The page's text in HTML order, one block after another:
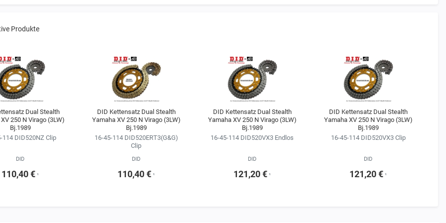
Produkte
Dual Stealth
250 N Virago (3LW)
Bj.1989
114 DID520NZ Clip
DID
110,40 € ¹
DID Kettensatz Dual Stealth
Yamaha XV 250 N Virago (3LW)
Bj.1989
16-45-114 DID520ERT3(G&G)
Clip
DID
110,40 € ¹
DID Kettensatz Dual Stealth
Yamaha XV 250 N Virago (3LW)
Bj.1989
16-45-114 DID520VX3 Endlos
DID
121,20 € ¹
DID Kettensatz Dual Stealth
Yamaha XV 250 N Virago (3LW)
Bj.1989
16-45-114 DID520VX3 Clip
DID
121,20 € ¹